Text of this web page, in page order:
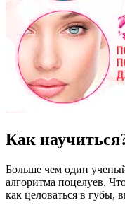
Как
Больше чем один
алгоритма поцелуев.
как целоваться в губы,